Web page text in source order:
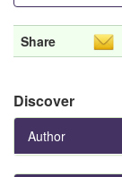
Share
Discover
Author